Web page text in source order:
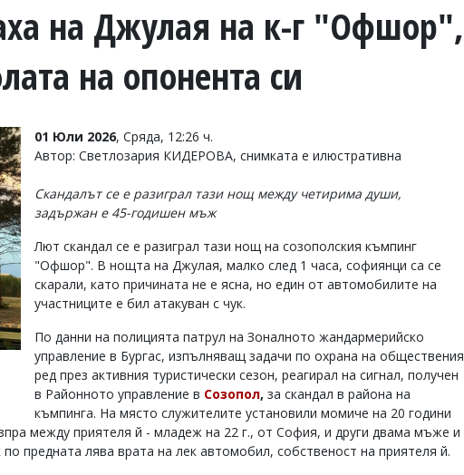
на Джулая на к-г "Офшор",
на опонента си
01 Юли 2026, Сряда, 12:26 ч.
Автор: Светлозария КИДЕРОВА, снимката е илюстративна
Скандалът се е разиграл тази нощ между четирима души,
задържан е 45-годишен мъж
Лют скандал се е разиграл тази нощ на созополския къмпинг
"Офшор". В нощта на Джулая, малко след 1 часа, софиянци са се
скарали, като причината не е ясна, но един от автомобилите на
участниците е бил атакуван с чук.
По данни на полицията патрул на Зоналното жандармерийско
управление в Бургас, изпълняващ задачи по охрана на обществения
ред през активния туристически сезон, реагирал на сигнал, получен
в Районното управление в Созопол, за скандал в района на
къмпинга. На място служителите установили момиче на 20 години
между приятеля й - младеж на 22 г., от София, и други двама мъже и
предната лява врата на лек автомобил, собственост на приятеля й.